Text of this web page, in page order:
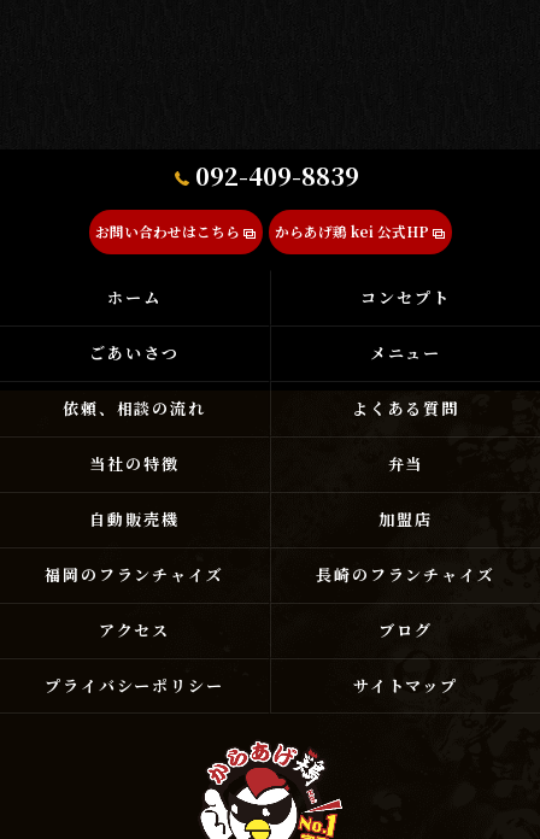
092-409-8839
お問い合わせはこちら からあげ鶏 kei 公式HP
ホーム コンセプト
ごあいさつ メニュー
依頼、相談の流れ よくある質問
当社の特徴 弁当
自動販売機 加盟店
福岡のフランチャイズ 長崎のフランチャイズ
アクセス ブログ
プライバシーポリシー サイトマップ